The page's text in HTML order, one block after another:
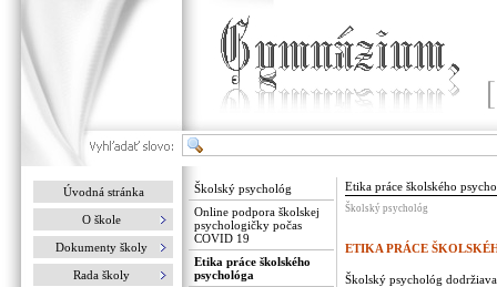
Úvodná stránka
O škole
Dokumenty školy
Rada školy
Etika práce školského
Školský psychológ
ETIKA PRÁCE
Školský psychológ
Školský psychológ
Online podpora školskej
psychologičky počas
COVID 19
Etika práce školského
psychológa